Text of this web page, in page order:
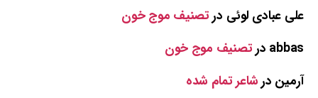
علی عبادی لوئی درتصنیف موج خون
abbas درتصنیف موج خون
آرمین درشاعر تمام شده